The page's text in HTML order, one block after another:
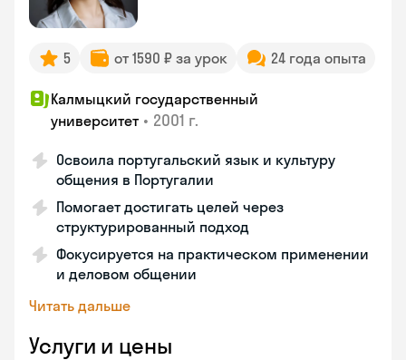
5 от 1590 ₽ за урок 24 года опыта
Калмыцкий государственный
университет • 2001 г.
Освоила португальский язык и культуру
общения в Португалии
Помогает достигать целей через
структурированный подход
Фокусируется на практическом применении
и деловом общении
Читать дальше
Услуги и цены